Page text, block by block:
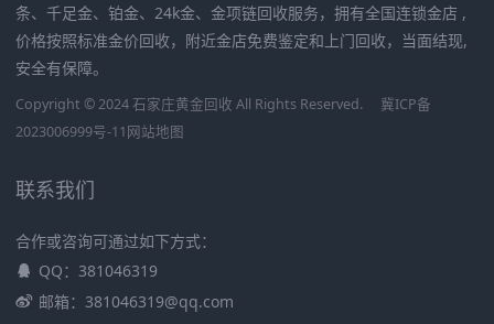
条、千足金、铂金、24k金、金项链回收服务，拥有全国连锁金店 ,
价格按照标准金价回收，附近金店免费鉴定和上门回收，当面结现,
安全有保障。
Copyright © 2024 石家庄黄金回收 All Rights Reserved.
冀ICP备
2023006999号-11网站地图
联系我们
合作或咨询可通过如下方式：
QQ：381046319
邮箱：381046319@qq.com